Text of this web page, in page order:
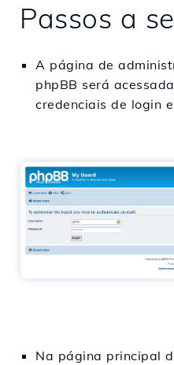
Passos a
A página de
phpBB será
credenciais de login
Na página principal